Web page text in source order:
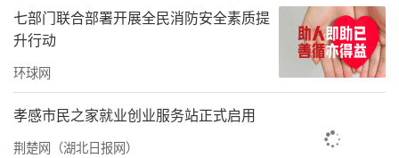
曾任专业或社会的部分兼职：中国中西医结合
急诊委员会，委员。
中国《蛇志》杂志，编委。《武警医学》杂
志，审稿专家。北京市委宣传部科普宣传专家
七部门联合部署开展全民消防安全素质提
升行动
环球网
孝感市民之家就业创业服务站正式启用
荆楚网（湖北日报网）